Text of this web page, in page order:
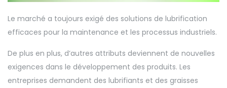
Le marché a toujours exigé des solutions de lubrification
efficaces pour la maintenance et les processus industriels.
De plus en plus, d’autres attributs deviennent de nouvelles
exigences dans le développement des produits. Les
entreprises demandent des lubrifiants et des graisses